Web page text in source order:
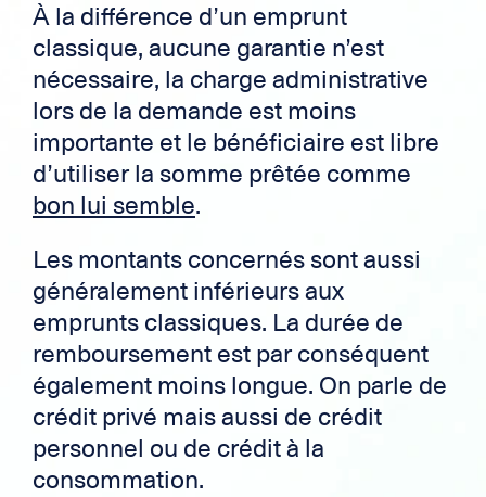
À la différence d’un emprunt
classique, aucune garantie n’est
nécessaire, la charge administrative
lors de la demande est moins
importante et le bénéficiaire est libre
d’utiliser la somme prêtée comme
bon lui semble.
Les montants concernés sont aussi
généralement inférieurs aux
emprunts classiques. La durée de
remboursement est par conséquent
également moins longue. On parle de
crédit privé mais aussi de crédit
personnel ou de crédit à la
consommation.